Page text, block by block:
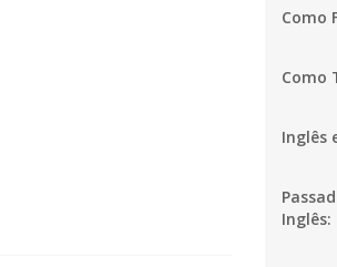
Como
Como
Inglês
Inglês: